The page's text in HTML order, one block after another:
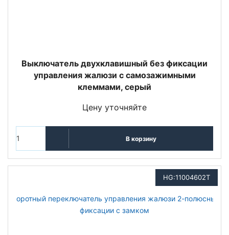
Выключатель двухклавишный без фиксации
управления жалюзи с самозажимными
клеммами, серый
Цену уточняйте
В корзину
HG:11004602T